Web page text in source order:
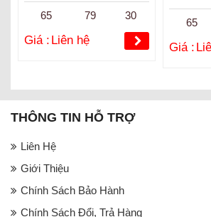
65 79 30
Giá : Liên hệ
65
Giá :
THÔNG TIN HỖ TRỢ
Liên Hệ
Giới Thiệu
Chính Sách Bảo Hành
Chính Sách Đổi, Trả Hàng